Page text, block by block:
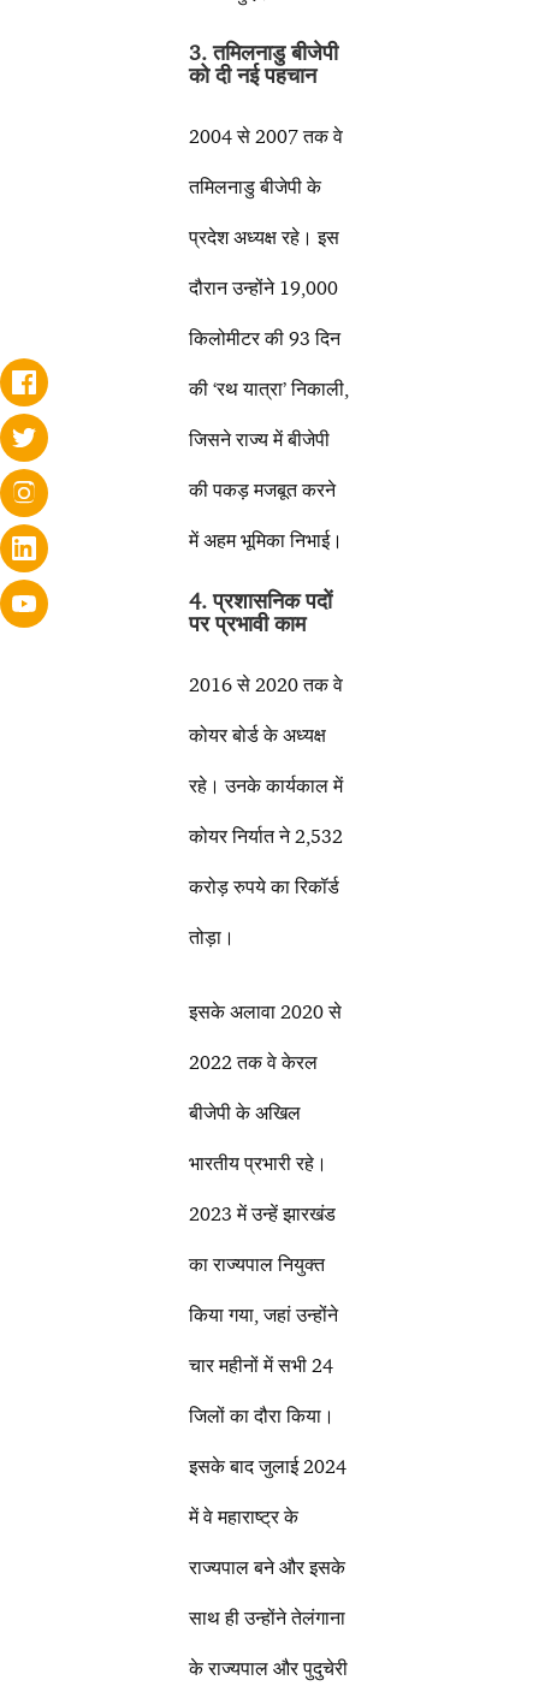
3. तमिलनाडु बीजेपी
को दी नई पहचान
2004 से 2007 तक वे
तमिलनाडु बीजेपी के
प्रदेश अध्यक्ष रहे। इस
दौरान उन्होंने 19,000
किलोमीटर की 93 दिन
की ‘रथ यात्रा’ निकाली,
जिसने राज्य में बीजेपी
की पकड़ मजबूत करने
में अहम भूमिका निभाई।
4. प्रशासनिक पदों
पर प्रभावी काम
2016 से 2020 तक वे
कोयर बोर्ड के अध्यक्ष
रहे। उनके कार्यकाल में
कोयर निर्यात ने 2,532
करोड़ रुपये का रिकॉर्ड
तोड़ा।
इसके अलावा 2020 से
2022 तक वे केरल
बीजेपी के अखिल
भारतीय प्रभारी रहे।
2023 में उन्हें झारखंड
का राज्यपाल नियुक्त
किया गया, जहां उन्होंने
चार महीनों में सभी 24
जिलों का दौरा किया।
इसके बाद जुलाई 2024
में वे महाराष्ट्र के
राज्यपाल बने और इसके
साथ ही उन्होंने तेलंगाना
के राज्यपाल और पुदुचेरी